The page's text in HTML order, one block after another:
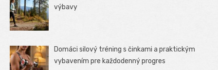
výbavy
Domáci silový tréning s činkami a praktickým
vybavením pre každodenný progres